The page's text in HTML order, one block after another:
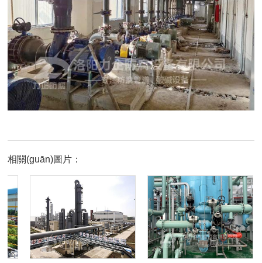
相關(guān)圖片：